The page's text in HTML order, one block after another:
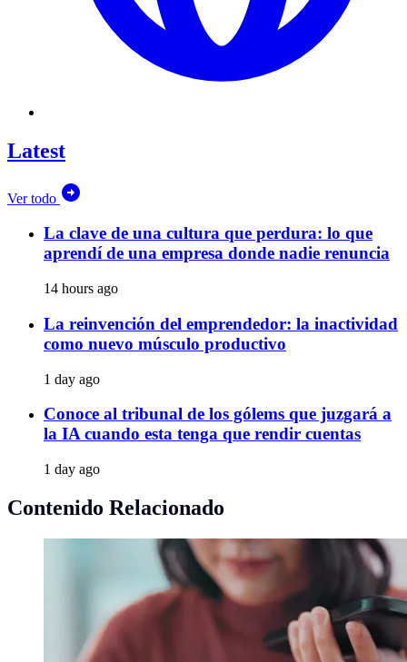
Latest
Ver todo
La clave de una cultura que perdura: lo que
aprendí de una empresa donde nadie renuncia
14 hours ago
La reinvención del emprendedor: la inactividad
como nuevo músculo productivo
1 day ago
Conoce al tribunal de los gólems que juzgará a
la IA cuando esta tenga que rendir cuentas
1 day ago
Contenido Relacionado